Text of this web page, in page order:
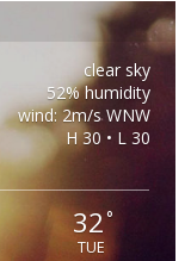
clear sky
52% humidity
wind: 2m/s WNW
H 30 • L 30
32°
TUE